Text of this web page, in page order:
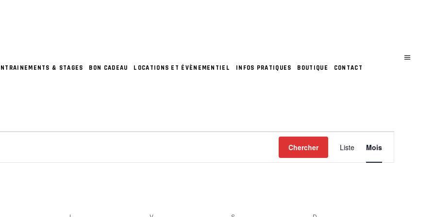
& STAGES BON CADEAU LOCATIONS ET ÉVÈNEMENTIEL INFOS PRATIQUES BOUTIQUE CONTACT
Chercher
N
A
Liste Mois